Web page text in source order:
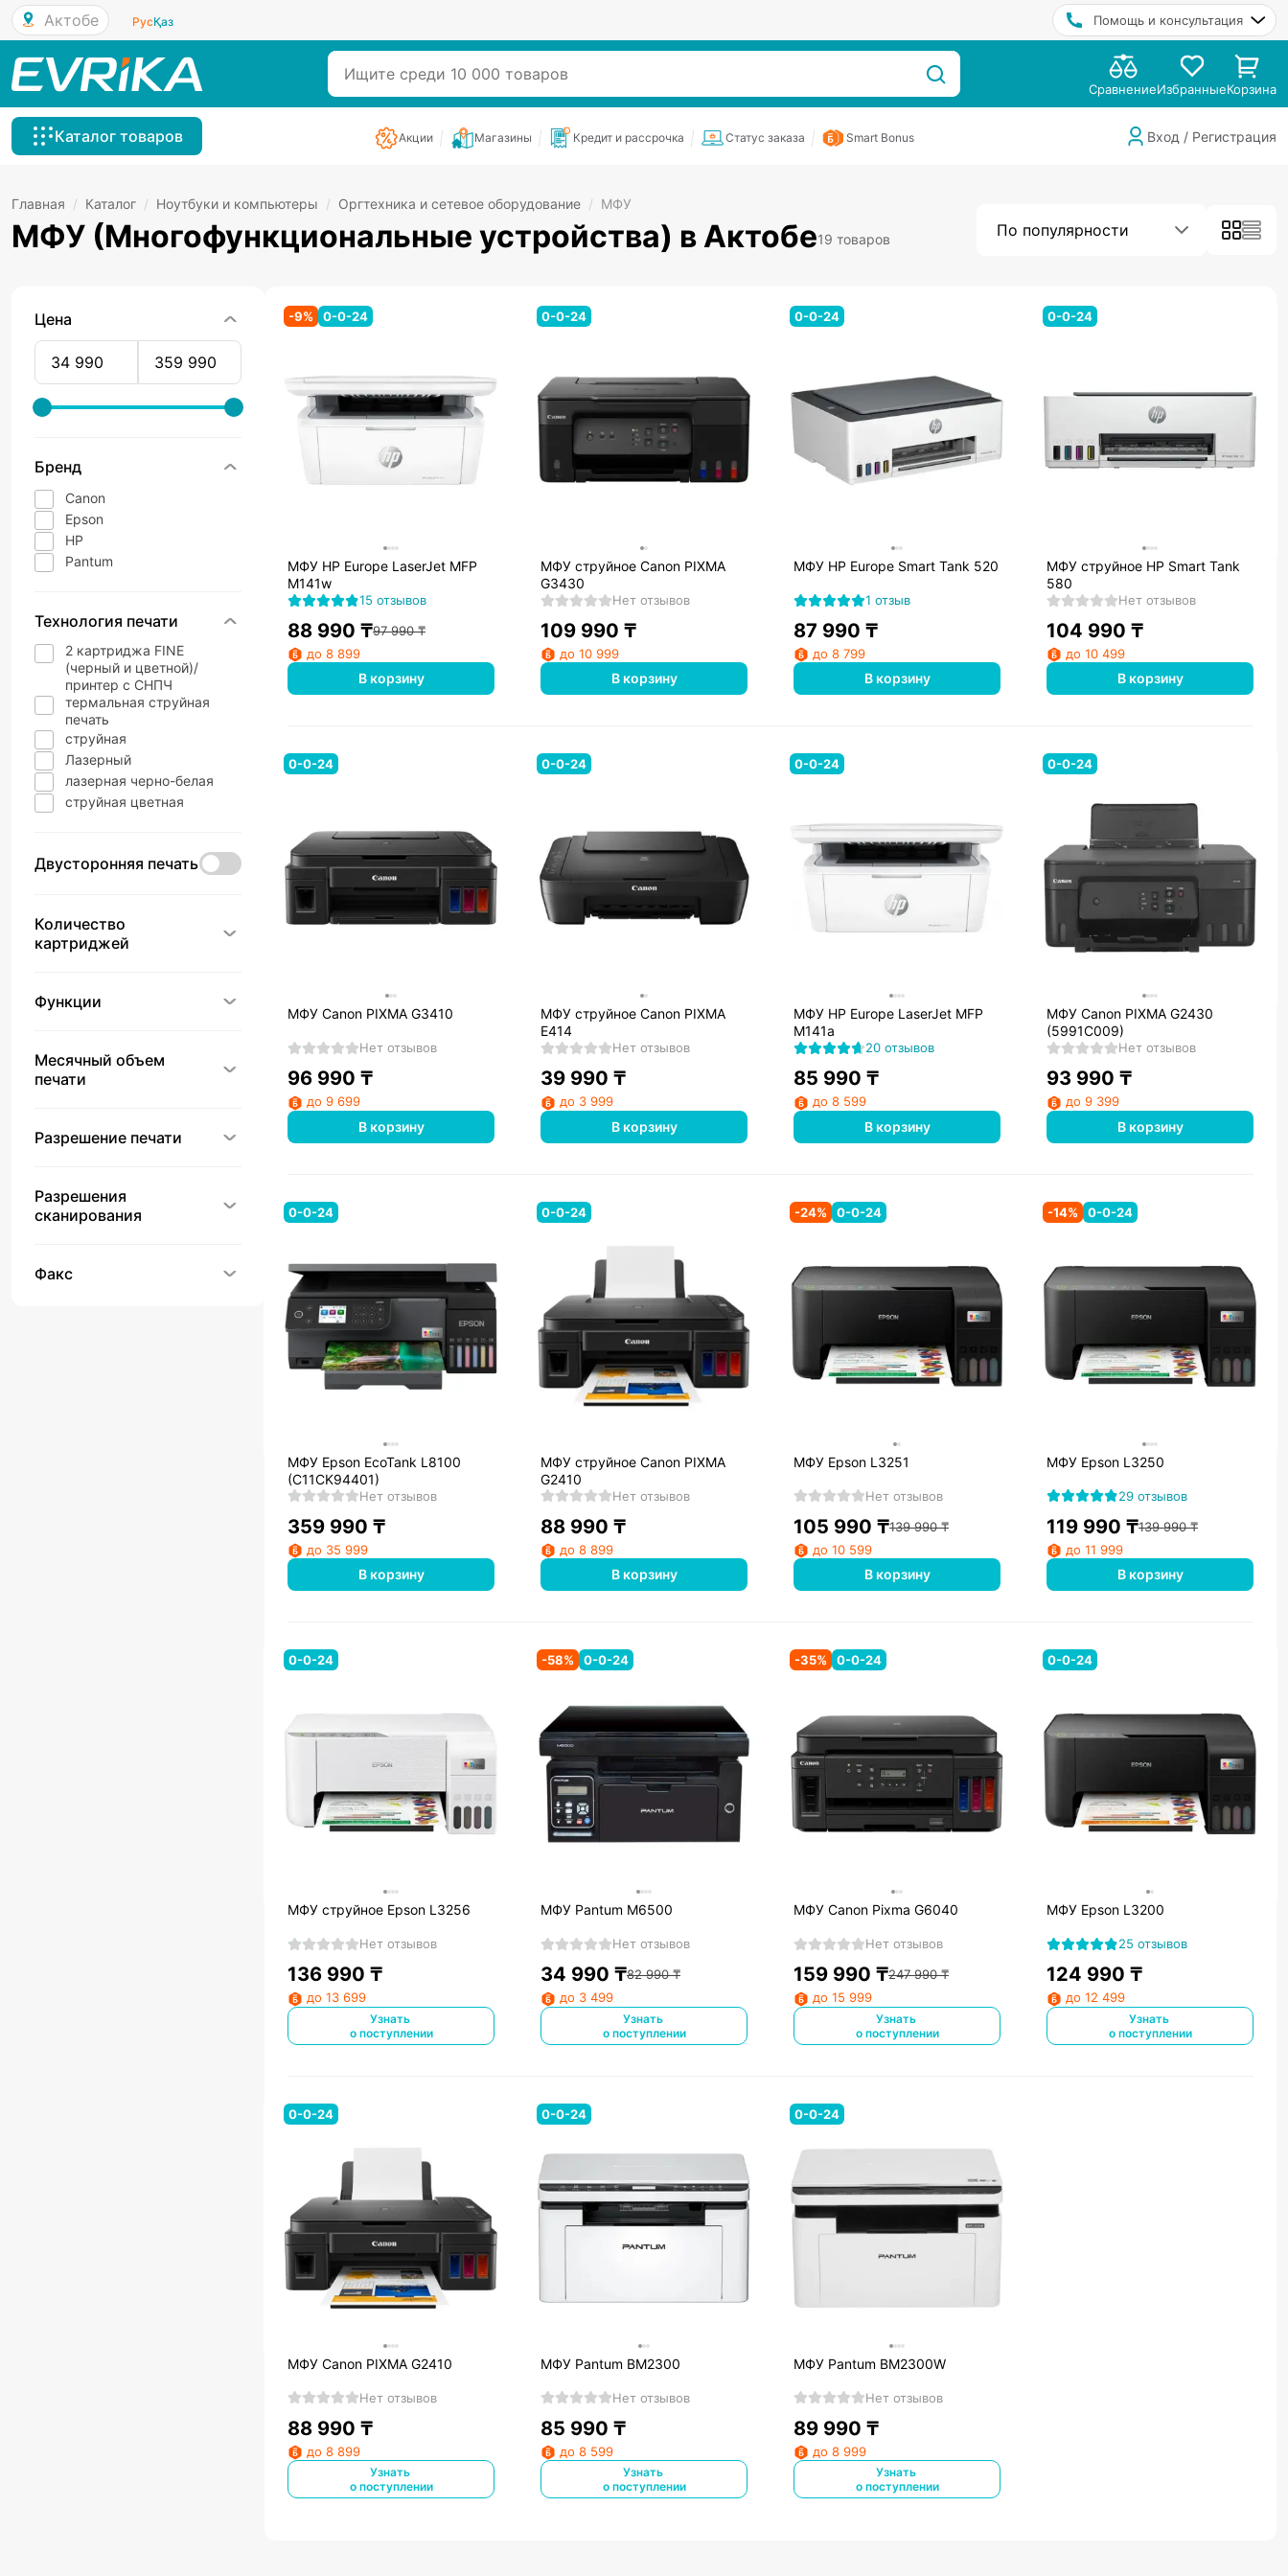
Актобе РусҚаз Помощь и консультация
СравнениеИзбранныеКорзина
Каталог товаров Акции Магазины Кредит и рассрочка Статус заказа Smart Bonus Вход / Регистрация
Главная / Каталог / Ноутбуки и компьютеры / Оргтехника и сетевое оборудование / МФУ
МФУ (Многофункциональные устройства) в Актобе19 товаров По популярности
Цена
Бренд
Canon
Epson
HP
Pantum
Технология печати
2 картриджа FINE
(черный и цветной)/
принтер с СНПЧ
термальная струйная
печать
струйная
Лазерный
лазерная черно-белая
струйная цветная
Двусторонняя печать
Количество
картриджей
Функции
Месячный объем
печати
Разрешение печати
Разрешения
сканирования
Факс
-9% 0-0-24
МФУ HP Europe LaserJet MFP
M141w
15 отзывов
88 990 ₸97 990₸
до 8 899
В корзину
0-0-24
МФУ струйное Canon PIXMA
G3430
Нет отзывов
109 990 ₸
до 10 999
В корзину
0-0-24
МФУ HP Europe Smart Tank 520
1 отзыв
87 990 ₸
до 8 799
В корзину
0-0-24
МФУ струйное HP Smart Tank
580
Нет отзывов
104 990 ₸
до 10 499
В корзину
0-0-24
МФУ Canon PIXMA G3410
Нет отзывов
96 990 ₸
до 9 699
В корзину
0-0-24
МФУ струйное Canon PIXMA
E414
Нет отзывов
39 990 ₸
до 3 999
В корзину
0-0-24
МФУ HP Europe LaserJet MFP
M141a
20 отзывов
85 990 ₸
до 8 599
В корзину
0-0-24
МФУ Canon PIXMA G2430
(5991C009)
Нет отзывов
93 990 ₸
до 9 399
В корзину
0-0-24
МФУ Epson EcoTank L8100
(C11CK94401)
Нет отзывов
359 990 ₸
до 35 999
В корзину
0-0-24
МФУ струйное Canon PIXMA
G2410
Нет отзывов
88 990 ₸
до 8 899
В корзину
-24% 0-0-24
МФУ Epson L3251
Нет отзывов
105 990 ₸139 990₸
до 10 599
В корзину
-14% 0-0-24
МФУ Epson L3250
29 отзывов
119 990 ₸139 990₸
до 11 999
В корзину
0-0-24
МФУ cтруйное Epson L3256
Нет отзывов
136 990 ₸
до 13 699
Узнать
о поступлении
-58% 0-0-24
МФУ Pantum M6500
Нет отзывов
34 990 ₸82 990₸
до 3 499
Узнать
о поступлении
-35% 0-0-24
МФУ Canon Pixma G6040
Нет отзывов
159 990 ₸247 990₸
до 15 999
Узнать
о поступлении
0-0-24
МФУ Epson L3200
25 отзывов
124 990 ₸
до 12 499
Узнать
о поступлении
0-0-24
МФУ Canon PIXMA G2410
Нет отзывов
88 990 ₸
до 8 899
Узнать
о поступлении
0-0-24
МФУ Pantum BM2300
Нет отзывов
85 990 ₸
до 8 599
Узнать
о поступлении
0-0-24
МФУ Pantum BM2300W
Нет отзывов
89 990 ₸
до 8 999
Узнать
о поступлении